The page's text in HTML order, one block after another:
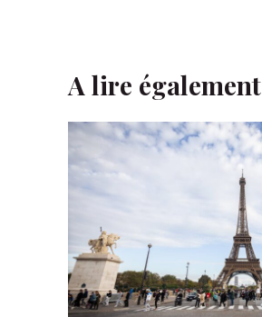
A lire également